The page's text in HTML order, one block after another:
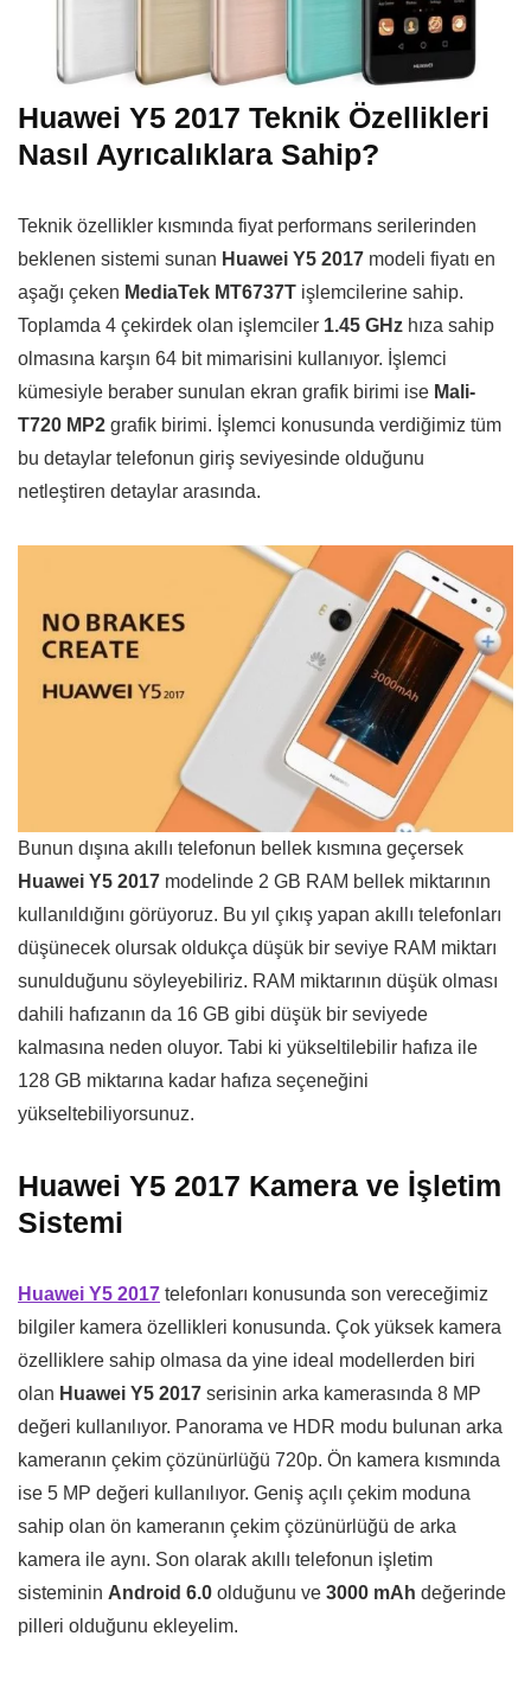
Huawei Y5 2017 Teknik Özellikleri
Nasıl Ayrıcalıklara Sahip?
Teknik özellikler kısmında fiyat performans serilerinden
beklenen sistemi sunan Huawei Y5 2017 modeli fiyatı en
aşağı çeken MediaTek MT6737T işlemcilerine sahip.
Toplamda 4 çekirdek olan işlemciler 1.45 GHz hıza sahip
olmasına karşın 64 bit mimarisini kullanıyor. İşlemci
kümesiyle beraber sunulan ekran grafik birimi ise Mali-
T720 MP2 grafik birimi. İşlemci konusunda verdiğimiz tüm
bu detaylar telefonun giriş seviyesinde olduğunu
netleştiren detaylar arasında.
Bunun dışına akıllı telefonun bellek kısmına geçersek
Huawei Y5 2017 modelinde 2 GB RAM bellek miktarının
kullanıldığını görüyoruz. Bu yıl çıkış yapan akıllı telefonları
düşünecek olursak oldukça düşük bir seviye RAM miktarı
sunulduğunu söyleyebiliriz. RAM miktarının düşük olması
dahili hafızanın da 16 GB gibi düşük bir seviyede
kalmasına neden oluyor. Tabi ki yükseltilebilir hafıza ile
128 GB miktarına kadar hafıza seçeneğini
yükseltebiliyorsunuz.
Huawei Y5 2017 Kamera ve İşletim
Sistemi
Huawei Y5 2017 telefonları konusunda son vereceğimiz
bilgiler kamera özellikleri konusunda. Çok yüksek kamera
özelliklere sahip olmasa da yine ideal modellerden biri
olan Huawei Y5 2017 serisinin arka kamerasında 8 MP
değeri kullanılıyor. Panorama ve HDR modu bulunan arka
kameranın çekim çözünürlüğü 720p. Ön kamera kısmında
ise 5 MP değeri kullanılıyor. Geniş açılı çekim moduna
sahip olan ön kameranın çekim çözünürlüğü de arka
kamera ile aynı. Son olarak akıllı telefonun işletim
sisteminin Android 6.0 olduğunu ve 3000 mAh değerinde
pilleri olduğunu ekleyelim.